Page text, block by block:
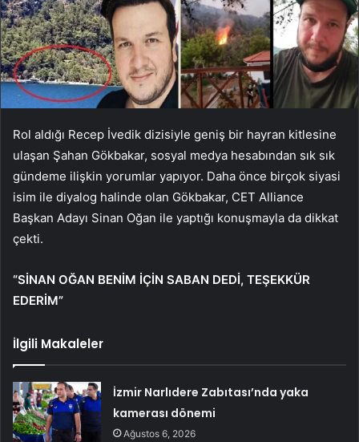
Rol aldığı Recep İvedik dizisiyle geniş bir hayran kitlesine
ulaşan Şahan Gökbakar, sosyal medya hesabından sık sık
gündeme ilişkin yorumlar yapıyor. Daha önce birçok siyasi
isim ile diyalog halinde olan Gökbakar, CET Alliance
Başkan Adayı Sinan Oğan ile yaptığı konuşmayla da dikkat
çekti.
“SİNAN OĞAN BENİM İÇİN SABAN DEDİ, TEŞEKKÜR
EDERİM”
İlgili Makaleler
İzmir Narlıdere Zabıtası’nda yaka
kamerası dönemi
Ağustos 6, 2026